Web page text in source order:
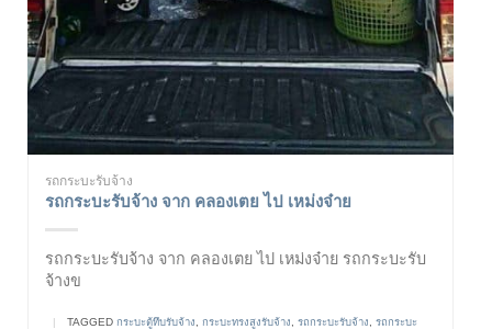
รถกระบะรับจ้าง
รถกระบะรับจ้าง จาก คลองเตย ไป เหม่งจ๋าย
รถกระบะรับจ้าง จาก คลองเตย ไป เหม่งจ๋าย รถกระบะรับ
จ้างข
| TAGGED กระบะตู้ทึบรับจ้าง กระบะทรงสูงรับจ้าง รถกระบะรับจ้าง
รถกระบะ